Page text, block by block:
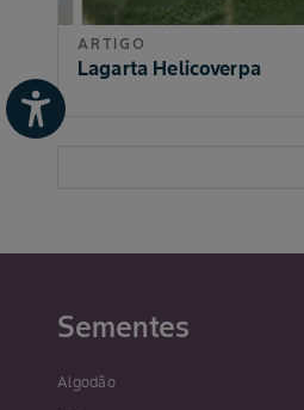
ARTIGO
Lagarta Helicoverpa
Sementes
Algodão